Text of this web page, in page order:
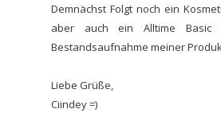
Demnächst Folgt noch ein
aber auch ein Alltime Basic
Bestandsaufnahme meiner
Liebe Grüße,
Ciindey =)